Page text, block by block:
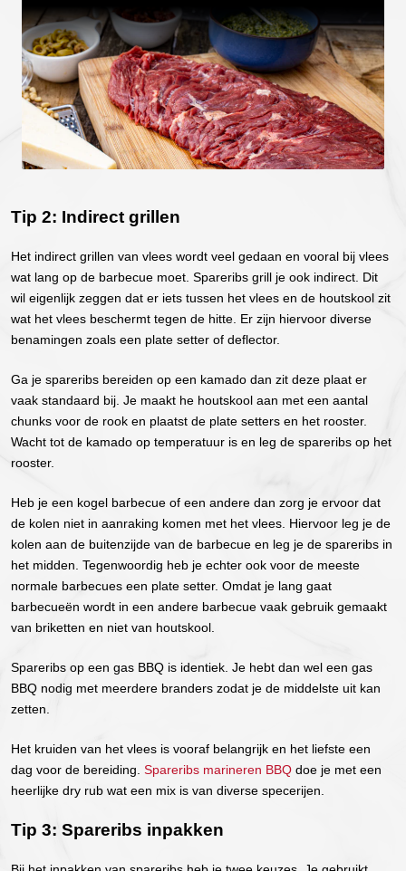
Tip 2: Indirect grillen
Het indirect grillen van vlees wordt veel gedaan en vooral bij vlees
wat lang op de barbecue moet. Spareribs grill je ook indirect. Dit
wil eigenlijk zeggen dat er iets tussen het vlees en de houtskool zit
wat het vlees beschermt tegen de hitte. Er zijn hiervoor diverse
benamingen zoals een plate setter of deflector.
Ga je spareribs bereiden op een kamado dan zit deze plaat er
vaak standaard bij. Je maakt he houtskool aan met een aantal
chunks voor de rook en plaatst de plate setters en het rooster.
Wacht tot de kamado op temperatuur is en leg de spareribs op het
rooster.
Heb je een kogel barbecue of een andere dan zorg je ervoor dat
de kolen niet in aanraking komen met het vlees. Hiervoor leg je de
kolen aan de buitenzijde van de barbecue en leg je de spareribs in
het midden. Tegenwoordig heb je echter ook voor de meeste
normale barbecues een plate setter. Omdat je lang gaat
barbecueën wordt in een andere barbecue vaak gebruik gemaakt
van briketten en niet van houtskool.
Spareribs op een gas BBQ is identiek. Je hebt dan wel een gas
BBQ nodig met meerdere branders zodat je de middelste uit kan
zetten.
Het kruiden van het vlees is vooraf belangrijk en het liefste een
dag voor de bereiding. Spareribs marineren BBQ doe je met een
heerlijke dry rub wat een mix is van diverse specerijen.
Tip 3: Spareribs inpakken